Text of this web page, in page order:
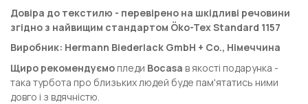
Довіра до текстилю - перевірено на шкідливі речовини
згідно з найвищим стандартом Öko-Tex Standard 1157
Виробник: Hermann Biederlack GmbH + Co., Німеччина
Щиро рекомендуємо пледи Bocasa в якості подарунка -
така турбота про близьких людей буде пам'ятатись ними
довго і з вдячністю.